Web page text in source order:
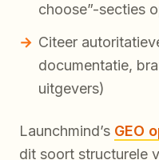
choose”-secties
Citeer
documentatie,
uitgevers)
Launchmind’s GEO
dit soort structurele